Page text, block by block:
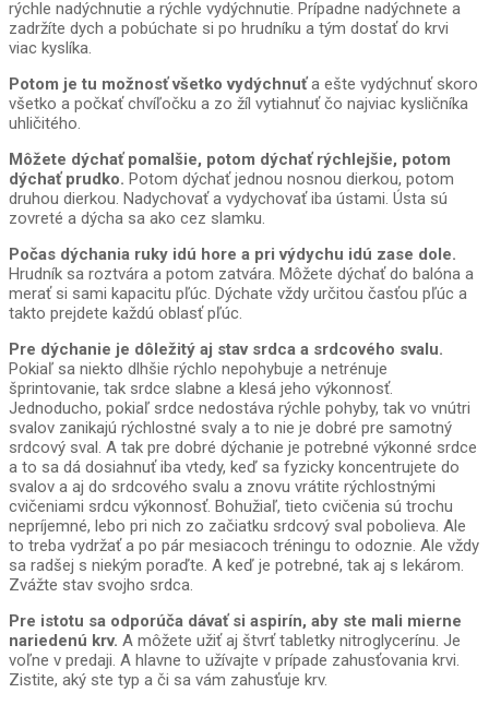
rýchle nadýchnutie a rýchle vydýchnutie. Prípadne nadýchnete a
zadržíte dych a pobúchate si po hrudníku a tým dostať do krvi
viac kyslíka.
Potom je tu možnosť všetko vydýchnuťa ešte vydýchnuť skoro
všetko a počkať chvíľočku a zo žíl vytiahnuť čo najviac kysličníka
uhličitého.
Môžete dýchať pomalšie, potom dýchať rýchlejšie, potom
dýchať prudko. Potom dýchať jednou nosnou dierkou, potom
druhou dierkou. Nadychovať a vydychovať iba ústami. Ústa sú
zovreté a dýcha sa ako cez slamku.
Počas dýchania ruky idú hore a pri výdychu idú zase dole.
Hrudník sa roztvára a potom zatvára. Môžete dýchať do balóna a
merať si sami kapacitu pľúc. Dýchate vždy určitou časťou pľúc a
takto prejdete každú oblasť pľúc.
Pre dýchanie je dôležitý aj stav srdca a srdcového svalu.
Pokiaľ sa niekto dlhšie rýchlo nepohybuje a netrénuje
šprintovanie, tak srdce slabne a klesá jeho výkonnosť.
Jednoducho, pokiaľ srdce nedostáva rýchle pohyby, tak vo vnútri
svalov zanikajú rýchlostné svaly a to nie je dobré pre samotný
srdcový sval. A tak pre dobré dýchanie je potrebné výkonné srdce
a to sa dá dosiahnuť iba vtedy, keď sa fyzicky koncentrujete do
svalov a aj do srdcového svalu a znovu vrátite rýchlostnými
cvičeniami srdcu výkonnosť. Bohužiaľ, tieto cvičenia sú trochu
nepríjemné, lebo pri nich zo začiatku srdcový sval pobolieva. Ale
to treba vydržať a po pár mesiacoch tréningu to odoznie. Ale vždy
sa radšej s niekým poraďte. A keď je potrebné, tak aj s lekárom.
Zvážte stav svojho srdca.
Pre istotu sa odporúča dávať si aspirín, aby ste mali mierne
nariedenú krv. A môžete užiť aj štvrť tabletky nitroglycerínu. Je
voľne v predaji. A hlavne to užívajte v prípade zahusťovania krvi.
Zistite, aký ste typ a či sa vám zahusťuje krv.